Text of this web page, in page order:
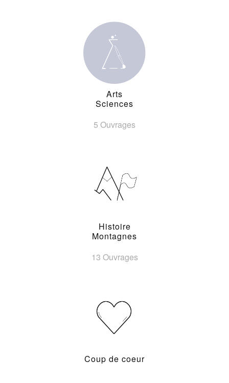
Arts
Sciences
5 Ouvrages
Histoire
Montagnes
13 Ouvrages
Coup de coeur